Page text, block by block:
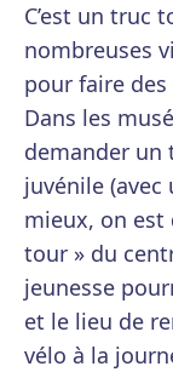
C’est un truc
nombreuses
pour faire
Dans les
demander un
juvénile (avec
mieux, on est
tour » du
jeunesse
et le lieu de
vélo à la